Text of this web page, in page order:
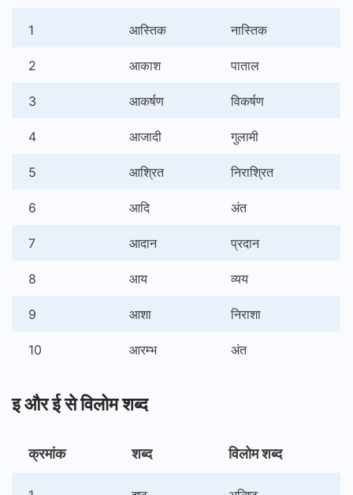
1 आस्तिक नास्तिक
2 आकाश पाताल
3 आकर्षण विकर्षण
4 आजादी गुलामी
5 आश्रित निराश्रित
6 आदि अंत
7 आदान प्रदान
8 आय व्यय
9 आशा निराशा
10 आरम्भ अंत
इ और ई से विलोम शब्द
क्रमांक शब्द विलोम शब्द